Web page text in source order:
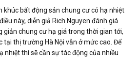
khúc bất động sản chung cư có hạ nhiệt
này, diễn giả Rich Nguyen đánh giá
giản chung cư hạ giá trong thời gian tới,
tại thị trường Hà Nội vẫn ở mức cao. Để
nhiệt thì sẽ cần sự tác động của nhiều